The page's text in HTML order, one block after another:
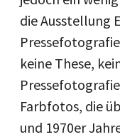
die Ausstellung
keine These,
Farbfotos, die
und 1970er